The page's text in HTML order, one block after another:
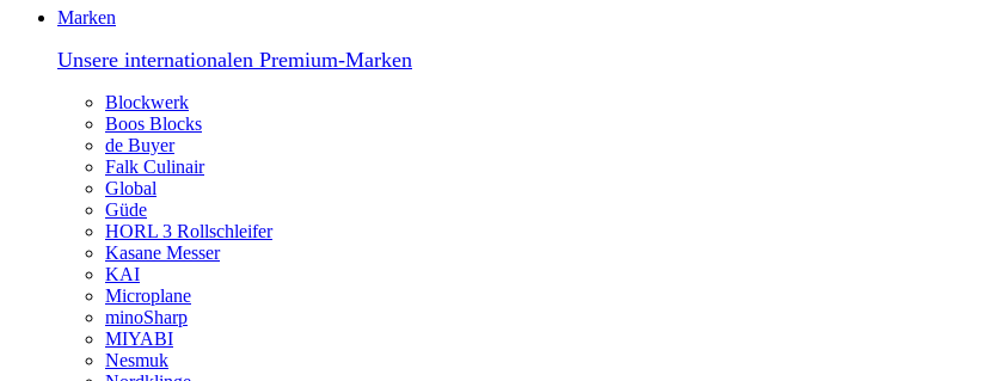
Marken
Unsere internationalen Premium-Marken
Blockwerk
Boos Blocks
de Buyer
Falk Culinair
Global
Güde
HORL 3 Rollschleifer
Kasane Messer
KAI
Microplane
minoSharp
MIYABI
Nesmuk